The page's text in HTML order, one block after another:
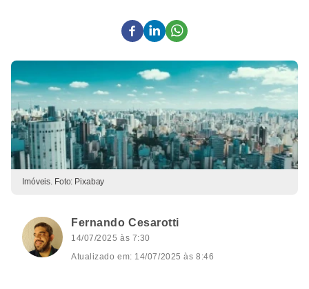
Imóveis. Foto: Pixabay
Fernando Cesarotti
14/07/2025 às 7:30
Atualizado em: 14/07/2025 às 8:46